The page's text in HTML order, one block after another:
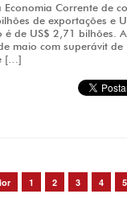
Economia Corrente de
de exportações e
é de US$ 2,71 bilhões.
maio com superávit
[…]
1 2 3 4 5